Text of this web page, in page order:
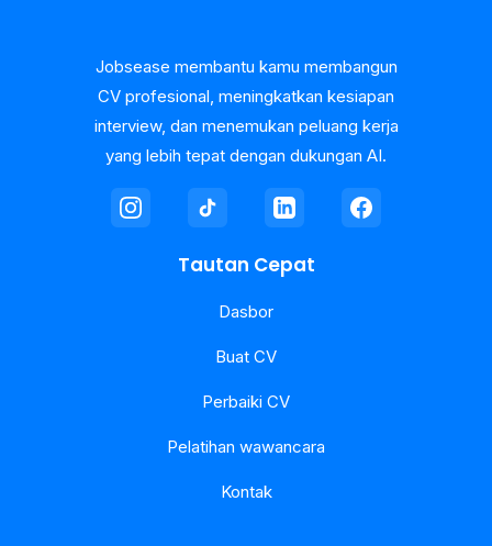
Jobsease membantu kamu membangun
CV profesional, meningkatkan kesiapan
interview, dan menemukan peluang kerja
yang lebih tepat dengan dukungan AI.
Tautan Cepat
Dasbor
Buat CV
Perbaiki CV
Pelatihan wawancara
Kontak